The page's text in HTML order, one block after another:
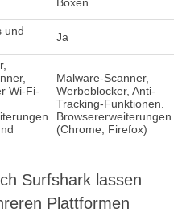
und
Ja
Wi-Fi-
Malware-Scanner,
Werbeblocker, Anti-
Tracking-Funktionen.
Browsererweiterungen
(Chrome, Firefox)
Surfshark lassen
Plattformen